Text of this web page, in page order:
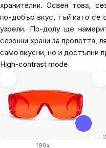
хранителни. Освен това,
по-добър вкус, тъй като се
узрели. По-долу ще
сезонни храни за пролетта,
само вкусни, но и достъпни
High-contrast mode
199x